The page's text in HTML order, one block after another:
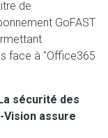
de
GoFAST
face à "Office365
sécurité des
Vision assure